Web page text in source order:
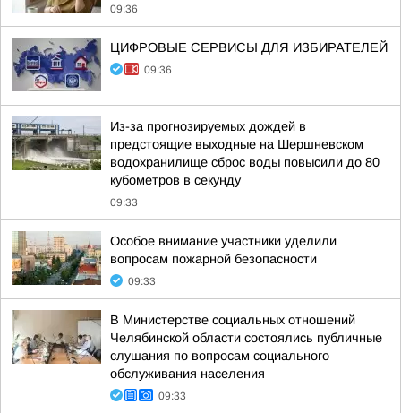
09:36
ЦИФРОВЫЕ СЕРВИСЫ ДЛЯ ИЗБИРАТЕЛЕЙ
09:36
Из-за прогнозируемых дождей в
предстоящие выходные на Шершневском
водохранилище сброс воды повысили до 80
кубометров в секунду
09:33
Особое внимание участники уделили
вопросам пожарной безопасности
09:33
В Министерстве социальных отношений
Челябинской области состоялись публичные
слушания по вопросам социального
обслуживания населения
09:33